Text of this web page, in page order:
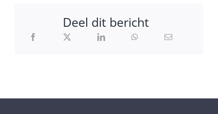
Deel dit bericht